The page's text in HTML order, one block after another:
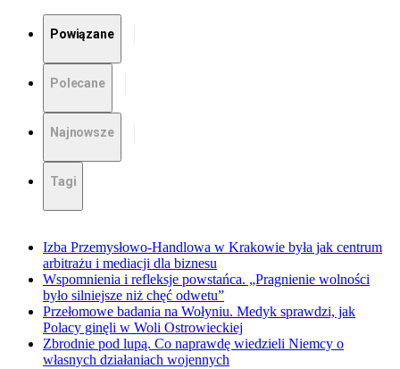
Powiązane
Polecane
Najnowsze
Tagi
Izba Przemysłowo-Handlowa w Krakowie była jak centrum
arbitrażu i mediacji dla biznesu
Wspomnienia i refleksje powstańca. „Pragnienie wolności
było silniejsze niż chęć odwetu”
Przełomowe badania na Wołyniu. Medyk sprawdzi, jak
Polacy ginęli w Woli Ostrowieckiej
Zbrodnie pod lupą. Co naprawdę wiedzieli Niemcy o
własnych działaniach wojennych